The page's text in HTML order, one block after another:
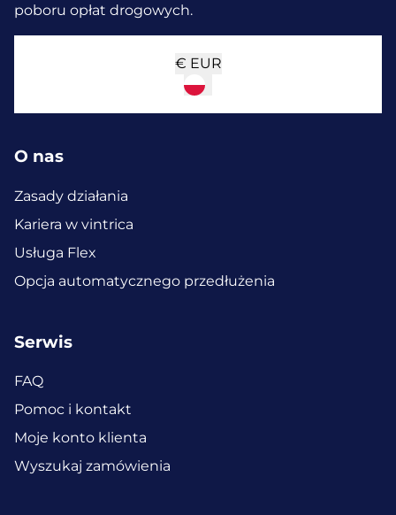
poboru opłat drogowych.
€ EUR
O nas
Zasady działania
Kariera w vintrica
Usługa Flex
Opcja automatycznego przedłużenia
Serwis
FAQ
Pomoc i kontakt
Moje konto klienta
Wyszukaj zamówienia